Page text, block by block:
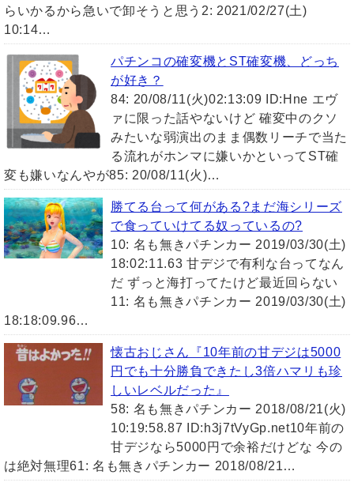
らいかるから急いで卸そうと思う2: 2021/02/27(土)
10:14…
パチンコの確変機とST確変機、どっち
が好き？
84: 20/08/11(火)02:13:09 ID:Hne エヴ
ァに限った話やないけど 確変中のクソ
みたいな弱演出のまま偶数リーチで当た
る流れがホンマに嫌いかといってST確
変も嫌いなんやが85: 20/08/11(火)…
勝てる台って何がある?まだ海シリーズ
で食っていけてる奴っているの?
10: 名も無きパチンカー 2019/03/30(土)
18:02:11.63 甘デジで有利な台ってなん
だ ずっと海打ってたけど最近回らない
11: 名も無きパチンカー 2019/03/30(土)
18:18:09.96…
懐古おじさん『10年前の甘デジは5000
円でも十分勝負できたし3倍ハマリも珍
しいレベルだった』
58: 名も無きパチンカー 2018/08/21(火)
10:19:58.87 ID:h3j7tVyGp.net10年前の
甘デジなら5000円で余裕だけどな 今の
は絶対無理61: 名も無きパチンカー 2018/08/21…